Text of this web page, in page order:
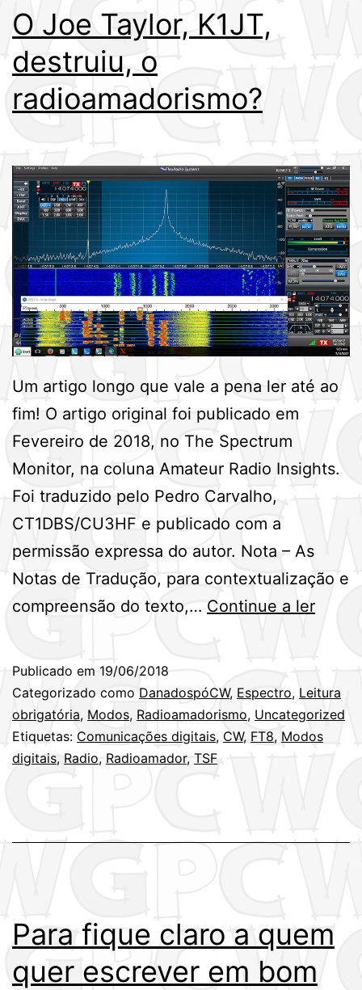
O Joe Taylor, K1JT,
destruiu, o
radioamadorismo?
Um artigo longo que vale a pena ler até ao
fim! O artigo original foi publicado em
Fevereiro de 2018, no The Spectrum
Monitor, na coluna Amateur Radio Insights.
Foi traduzido pelo Pedro Carvalho,
CT1DBS/CU3HF e publicado com a
permissão expressa do autor. Nota – As
Notas de Tradução, para contextualização e
compreensão do texto,… Continue a lerO
K1JT,
o
Publicado em 19/06/2018
Categorizado como DanadospóCW, Espectro, Leitura
obrigatória, Modos, Radioamadorismo, Uncategorized
Etiquetas: Comunicações digitais, CW, FT8, Modos
digitais, Radio, Radioamador, TSF
Para fique claro a quem
quer escrever em bom